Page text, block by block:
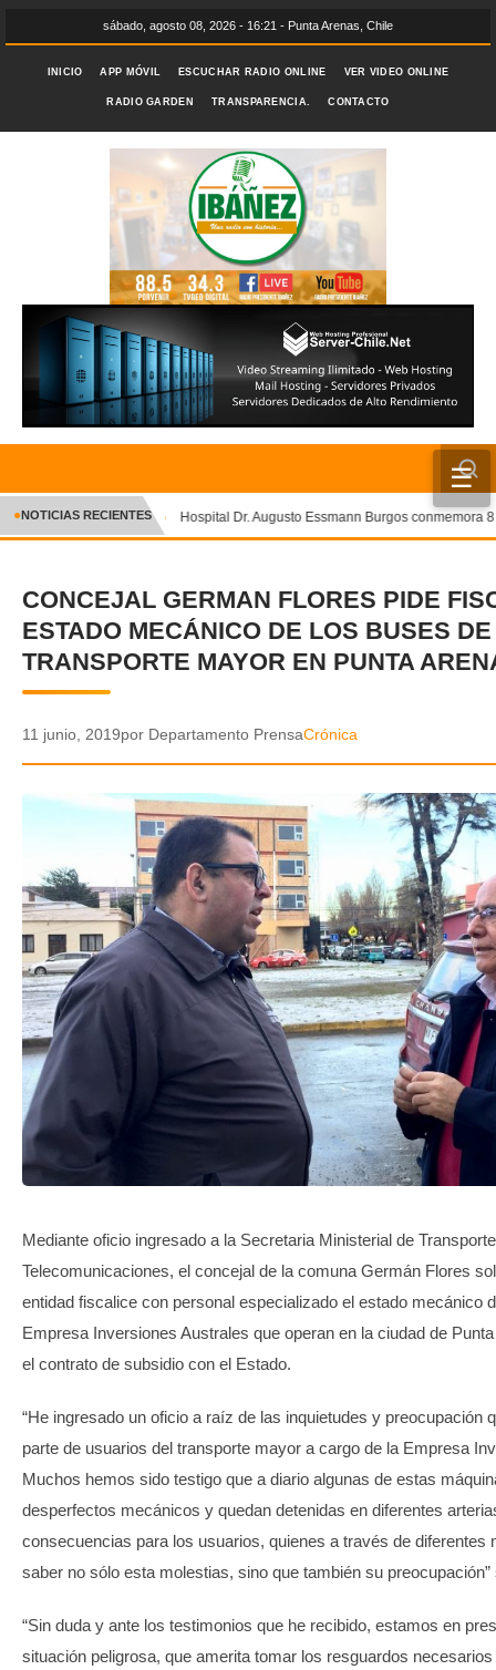
sábado, agosto 08, 2026 - 16:21 - Punta Arenas, Chile
INICIO APP MÓVIL ESCUCHAR RADIO ONLINE VER VIDEO ONLINE
RADIO GARDEN TRANSPARENCIA. CONTACTO
☰
INICIO
CRÓNICA
DEPORTES
ENTRETENIMIENTO Y CULTURA
AUDIOS
VIDEOS
GALERIA DE FOTOS
APP MÓVIL
TRANSPARENCIA
✕
●NOTICIAS RECIENTES Hospital Dr. Augusto Essmann Burgos conmemora
CONCEJAL GERMAN FLORES PIDE
ESTADO MECÁNICO DE LOS BUSES DE
TRANSPORTE MAYOR EN PUNTA
11 junio, 2019por Departamento PrensaCrónica
Mediante oficio ingresado a la Secretaria Ministerial de
Telecomunicaciones, el concejal de la comuna Germán Flores
entidad fiscalice con personal especializado el estado mecánico
Empresa Inversiones Australes que operan en la ciudad de
el contrato de subsidio con el Estado.
“He ingresado un oficio a raíz de las inquietudes y preocupación
parte de usuarios del transporte mayor a cargo de la Empresa
Muchos hemos sido testigo que a diario algunas de estas
desperfectos mecánicos y quedan detenidas en diferentes
consecuencias para los usuarios, quienes a través de diferentes
saber no sólo esta molestias, sino que también su
“Sin duda y ante los testimonios que he recibido, estamos en
situación peligrosa, que amerita tomar los resguardos